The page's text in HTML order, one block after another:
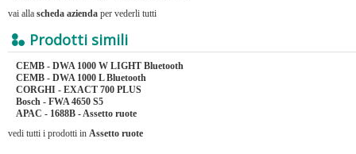
vai alla scheda azienda per vederli tutti
Prodotti simili
CEMB - DWA 1000 W LIGHT Bluetooth
CEMB - DWA 1000 L Bluetooth
CORGHI - EXACT 700 PLUS
Bosch - FWA 4650 S5
APAC - 1688B - Assetto ruote
vedi tutti i prodotti in Assetto ruote